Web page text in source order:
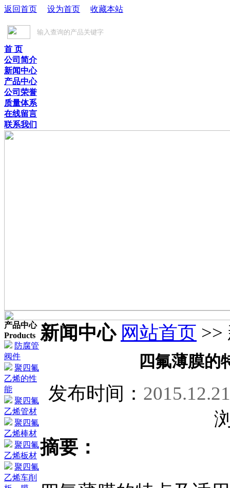
返回首页 设为首页 收藏本站
首 页
公司简介
新闻中心
产品中心
公司荣誉
质量体系
在线留言
联系我们
产品中心
Products
防腐管
阀件
聚四氟
乙烯的性
能
聚四氟
乙烯管材
聚四氟
乙烯棒材
聚四氟
乙烯板材
聚四氟
乙烯车削
新闻中心 网站首页 >>
四氟薄膜的
发布时间： 2015.12.21
摘要：